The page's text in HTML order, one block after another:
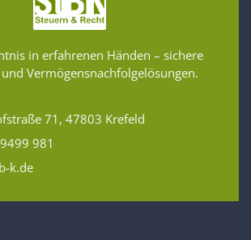
in erfahrenen Händen – sichere
Vermögensnachfolgelösungen.
71, 47803 Krefeld
981
k.de